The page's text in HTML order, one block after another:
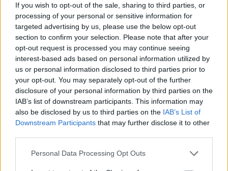
If you wish to opt-out of the sale, sharing to third parties, or
processing of your personal or sensitive information for
targeted advertising by us, please use the below opt-out
section to confirm your selection. Please note that after your
opt-out request is processed you may continue seeing
interest-based ads based on personal information utilized by
us or personal information disclosed to third parties prior to
your opt-out. You may separately opt-out of the further
disclosure of your personal information by third parties on the
IAB’s list of downstream participants. This information may
also be disclosed by us to third parties on the IAB’s List of
Downstream Participants that may further disclose it to other
Personal Data Processing Opt Outs
LIVING
Ψυχολόγοι εξηγούν: Γιατί κάποιοι έχουν την
τηλεόραση ανοιχτή όλη μέρα για θόρυβο στο
φόντο